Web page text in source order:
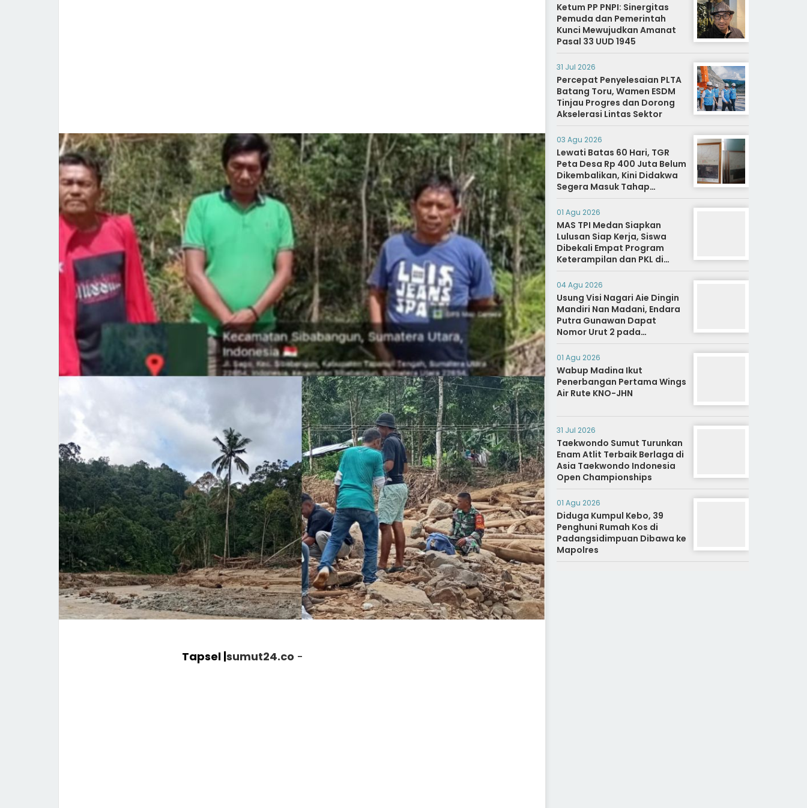
Tapsel |sumut24.co -
Ketum PP PNPI: Sinergitas
Pemuda dan Pemerintah
Kunci Mewujudkan Amanat
Pasal 33 UUD 1945
31 Jul 2026
Percepat Penyelesaian PLTA
Batang Toru, Wamen ESDM
Tinjau Progres dan Dorong
Akselerasi Lintas Sektor
03 Agu 2026
Lewati Batas 60 Hari, TGR
Peta Desa Rp 400 Juta Belum
Dikembalikan, Kini Didakwa
Segera Masuk Tahap
Penyidikan
01 Agu 2026
MAS TPI Medan Siapkan
Lulusan Siap Kerja, Siswa
Dibekali Empat Program
Keterampilan dan PKL di
Dunia Industri
04 Agu 2026
Usung Visi Nagari Aie Dingin
Mandiri Nan Madani, Endara
Putra Gunawan Dapat
Nomor Urut 2 pada
Penetapan Calon Wali
Nagari.
01 Agu 2026
Wabup Madina Ikut
Penerbangan Pertama Wings
Air Rute KNO-JHN
31 Jul 2026
Taekwondo Sumut Turunkan
Enam Atlit Terbaik Berlaga di
Asia Taekwondo Indonesia
Open Championships
01 Agu 2026
Diduga Kumpul Kebo, 39
Penghuni Rumah Kos di
Padangsidimpuan Dibawa ke
Mapolres